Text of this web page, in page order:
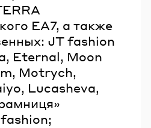
EA7, а также
JT fashion
Eternal, Moon
Motrych,
Lucasheva,